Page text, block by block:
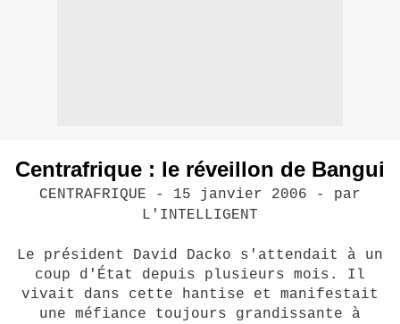
Centrafrique : le réveillon de Bangui
CENTRAFRIQUE - 15 janvier 2006 - par
L'INTELLIGENT
Le président David Dacko s'attendait à un
coup d'État depuis plusieurs mois. Il
vivait dans cette hantise et manifestait
une méfiance toujours grandissante à